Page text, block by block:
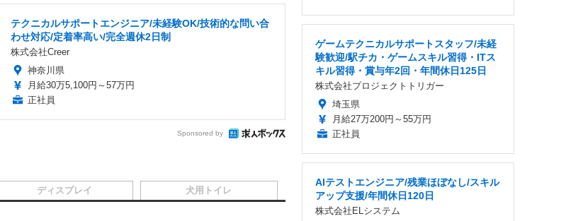
テクニカルサポートエンジニア/未経験OK/技術的な問い合
わせ対応/定着率高い/完全週休2日制
株式会社Creer
神奈川県
月給30万5,100円～57万円
正社員
Sponsored by
ディスプレイ 犬用トイレ
ゲームテクニカルサポートスタッフ/未経
験歓迎/駅チカ・ゲームスキル習得・ITス
キル習得・賞与年2回・年間休日125日
株式会社プロジェクトトリガー
埼玉県
月給27万200円～55万円
正社員
AIテストエンジニア/残業ほぼなし/スキル
アップ支援/年間休日120日
株式会社ELシステム